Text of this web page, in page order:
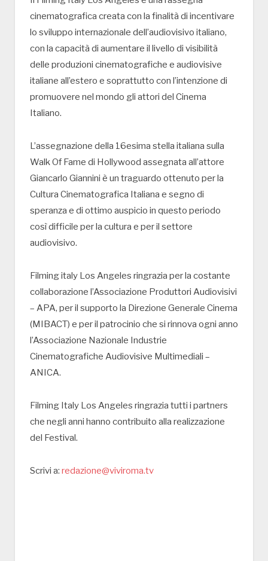
cinematografica creata con la finalità di incentivare
lo sviluppo internazionale dell’audiovisivo italiano,
con la capacità di aumentare il livello di visibilità
delle produzioni cinematografiche e audiovisive
italiane all’estero e soprattutto con l’intenzione di
promuovere nel mondo gli attori del Cinema
Italiano.
L’assegnazione della 16esima stella italiana sulla
Walk Of Fame di Hollywood assegnata all’attore
Giancarlo Giannini è un traguardo ottenuto per la
Cultura Cinematografica Italiana e segno di
speranza e di ottimo auspicio in questo periodo
così difficile per la cultura e per il settore
audiovisivo.
Filming italy Los Angeles ringrazia per la costante
collaborazione l’Associazione Produttori Audiovisivi
– APA, per il supporto la Direzione Generale Cinema
(MIBACT) e per il patrocinio che si rinnova ogni anno
l’Associazione Nazionale Industrie
Cinematografiche Audiovisive Multimediali –
ANICA.
Filming Italy Los Angeles ringrazia tutti i partners
che negli anni hanno contribuito alla realizzazione
del Festival.
Scrivi a: redazione@viviroma.tv